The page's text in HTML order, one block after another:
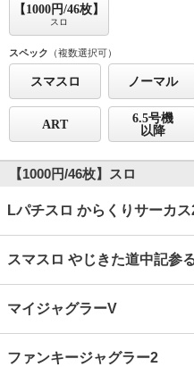
【1000円/46枚】
スロ
スペック （複数選択可）
スマスロ ノーマル
ART
6.5号機
以降
【1000円/46枚】スロ
Lパチスロ からくりサーカス
スマスロ やじきた道中記参
マイジャグラーV
ファンキージャグラー2